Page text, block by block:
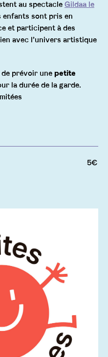
au spectacle Gildaa le
enfants sont pris en
et participent à des
avec l’univers artistique
prévoir une petite
la durée de la garde.
5€